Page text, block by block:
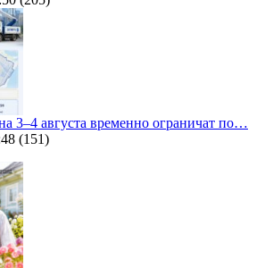
3–4 августа временно ограничат по…
(151)